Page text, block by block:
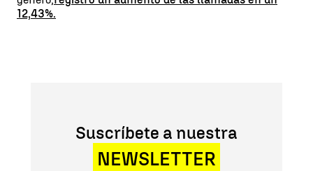
12,43%.
Suscríbete a nuestra
NEWSLETTER